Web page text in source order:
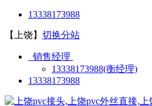
13338173988
【上饶】 切换分站
销售经理
13338173988(衡经理)
13338173988